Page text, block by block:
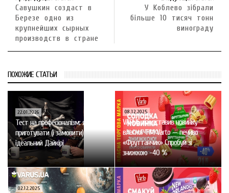
Савушкин создаст в
Березе одно из
крупнейших сырных
производств в стране
У Kоблево зібрали
більше 10 тисяч тонн
винограду
ПОХОЖИЕ СТАТЬИ
22.01.2026
Тест на професіоналізм: як
приготувати (і замовити)
ідеальний Дайкірі
08.12.2025
VARUS представив новинку
власної ТМ Varto — печиво
«Фруттанчик» Спробуй зі
знижкою -40 %
02.12.2025